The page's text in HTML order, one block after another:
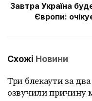
Завтра Україна
Європи:
Схожі Новини
Три блекаути за два
озвучили причину